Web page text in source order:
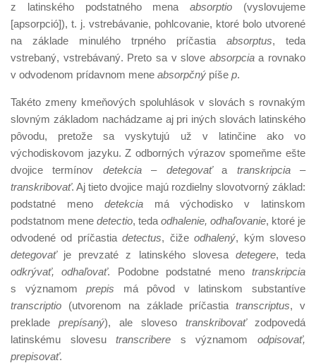
z latinského podstatného menaabsorptio (vyslovujeme
[apsorpció]), t. j. vstrebávanie, pohlcovanie, ktoré bolo utvorené
na základe minulého trpného príčastia absorptus, teda
vstrebaný, vstrebávaný. Preto sa v slove absorpciaa rovnako
v odvodenom prídavnom mene absorpčný píše p.
Takéto zmeny kmeňových spoluhlások v slovách s rovnakým
slovným základom nachádzame aj pri iných slovách latinského
pôvodu, pretože sa vyskytujú už v latinčine ako vo
východiskovom jazyku. Z odborných výrazov spomeňme ešte
dvojice termínov detekcia – detegovaťa transkripcia –
transkribovať. Aj tieto dvojice majú rozdielny slovotvorný základ:
podstatné meno detekciamá východisko v latinskom
podstatnom mene detectio, teda odhalenie, odhaľovanie, ktoré je
odvodené od príčastiadetectus, čižeodhalený, kým sloveso
detegovaťje prevzaté z latinského slovesa detegere, teda
odkrývať, odhaľovať. Podobne podstatné menotranskripcia
s významomprepis má pôvod v latinskom substantíve
transcriptio (utvorenom na základe príčastiatranscriptus, v
preklade prepísaný), ale sloveso transkribovaťzodpovedá
latinskému slovesutranscribere s významomodpisovať,
prepisovať.